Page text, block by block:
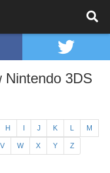
Nintendo 3DS
H J K L M
V W X Y Z